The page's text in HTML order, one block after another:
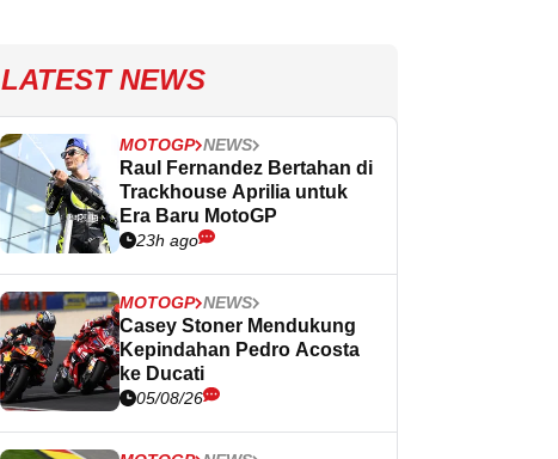
LATEST NEWS
MOTOGP NEWS
Raul Fernandez Bertahan di
Trackhouse Aprilia untuk
Era Baru MotoGP
23h ago
MOTOGP NEWS
Casey Stoner Mendukung
Kepindahan Pedro Acosta
ke Ducati
05/08/26